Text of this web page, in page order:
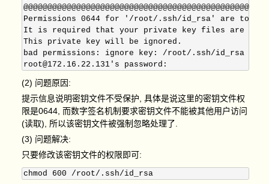
Permissions 0644 for '/root/.ssh/id_rsa' are too
It is required that your private key files are NOT
This private key will be ignored.
bad permissions: ignore key: /root/.ssh/id_rsa
(2) 问题原因:
提示信息说明密钥文件不受保护, 具体是说这里的密钥文件权
限是0644, 而数字签名机制要求密钥文件不能被其他用户访问
(读取), 所以该密钥文件被强制忽略处理了.
(3) 问题解决:
只要修改该密钥文件的权限即可: